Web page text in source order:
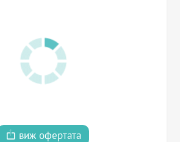
виж офертата